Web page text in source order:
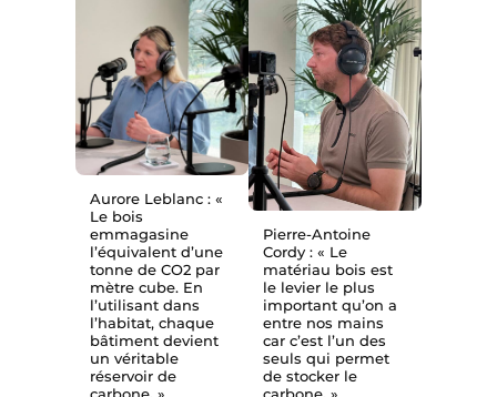
Aurore Leblanc : «
Le bois
emmagasine
l’équivalent d’une
tonne de CO2 par
mètre cube. En
l’utilisant dans
l’habitat, chaque
bâtiment devient
un véritable
réservoir de
Pierre-Antoine
Cordy : « Le
matériau bois est
le levier le plus
important qu’on a
entre nos mains
car c’est l’un des
seuls qui permet
de stocker le